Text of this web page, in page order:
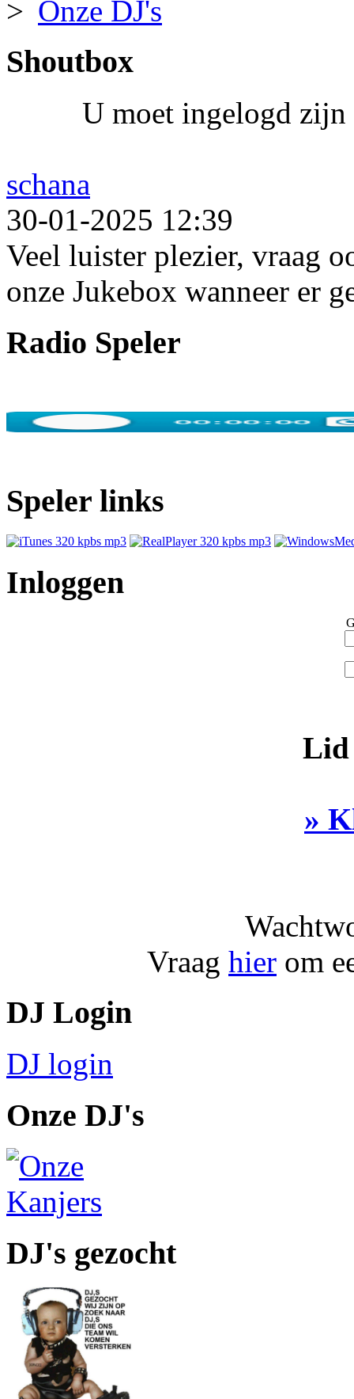
Onze DJ's
Shoutbox
U moet ingelogd zijn
schana
30-01-2025 12:39
Veel luister plezier, vraag
onze Jukebox wanneer er
Radio Speler
Speler links
Inloggen
Lid
»
Vraag hier om
DJ Login
DJ login
Onze DJ's
DJ's gezocht